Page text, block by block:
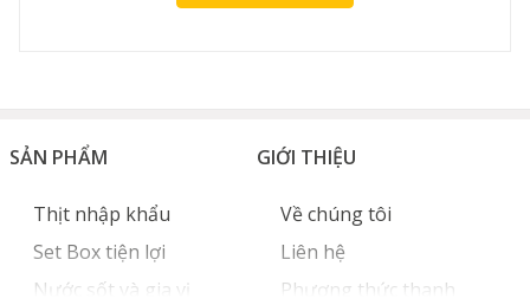
SẢN PHẨM
Thịt nhập khẩu
Set Box tiện lợi
Nước sốt và gia vị
GIỚI THIỆU
Về chúng tôi
Liên hệ
Phương thức thanh